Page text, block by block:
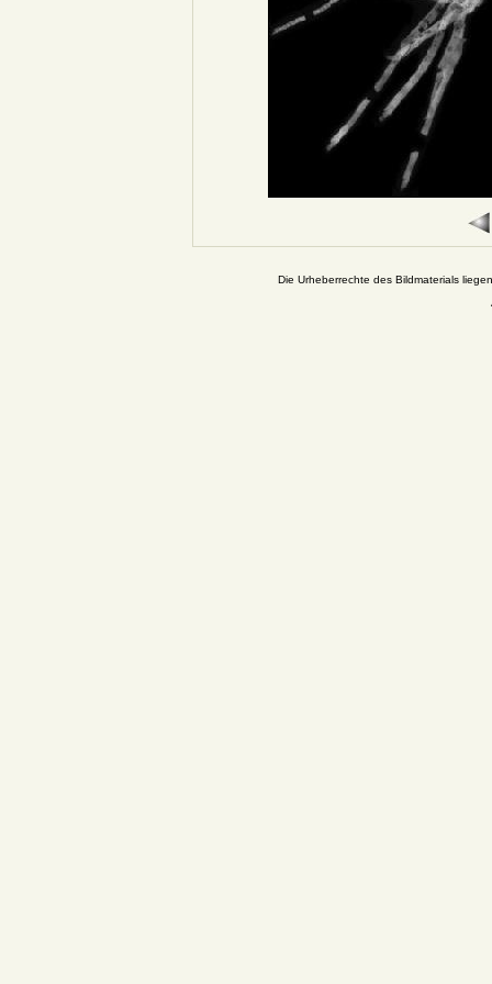
Die Urheberrechte des Bildmaterials